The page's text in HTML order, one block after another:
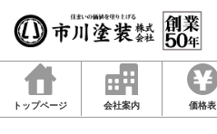
トップページ 会社案内 価格表